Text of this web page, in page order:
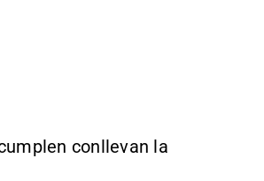
conllevan la